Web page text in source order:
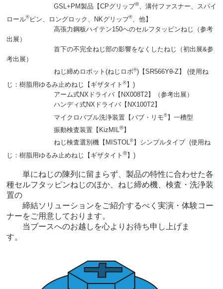
GSL+PM製品【CPグリップ®、溝付ファスナー、スパイ
ロール® ピン、ロングロック、NKグリップ®
、他】
高張力鋼板ハイテン150へのセルフタッピンねじ
（参考
出展）
首下の不完全ねじ部の影響をなくしたねじ（初出展&参
考出展）
ねじ締めロボット(ねじロボ®) 【SR566Yθ-Z】 (使用ね
じ：樹脂用ゆるみ止めねじ【ギザタイト ® 】)
アーム式NXドライバ【NX008T2】（参考出展）
ハンディ式NXドライバ【NX100T2】
マイクロバブル洗浄装置【バブ・リモ®】一槽型
振動検査装置【KizMIL
®】
ねじ検査選別機【MISTOL® 】シンプルタイプ (使用ね
じ：樹脂用ゆるみ止めねじ【ギザタイト ®】)
単にねじの陳列に留まらず、製品の特性に合わせた各
種セルフタッピンねじのほか、ねじ締め機、検査・洗浄装
置の
締結ソリューションをご紹介するべく実演・体験コー
ナーをご用意しております。
当ブースへのお越しを心よりお待ち申し上げま
す。